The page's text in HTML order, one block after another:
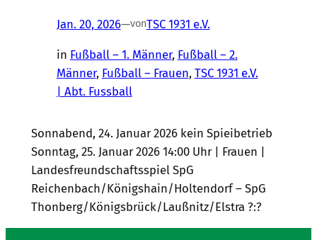
Jan. 20, 2026—vonTSC 1931 e.V.
in Fußball – 1. Männer, Fußball – 2.
Männer, Fußball – Frauen, TSC 1931 e.V.
| Abt. Fussball
Sonnabend, 24. Januar 2026 kein Spieibetrieb
Sonntag, 25. Januar 2026 14:00 Uhr | Frauen |
Landesfreundschaftsspiel SpG
Reichenbach/Königshain/Holtendorf – SpG
Thonberg/Königsbrück/Laußnitz/Elstra ?:?